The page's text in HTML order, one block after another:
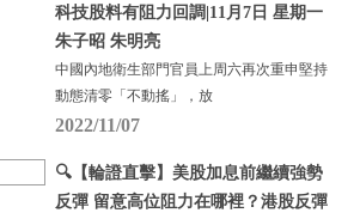
科技股料有阻力回調|11月7日 星期一
朱子昭 朱明亮
中國內地衛生部門官員上周六再次重申堅持
動態清零「不動搖」，放
2022/11/07
🔍【輪證直擊】美股加息前繼續強勢
反彈 留意高位阻力在哪裡？港股反彈